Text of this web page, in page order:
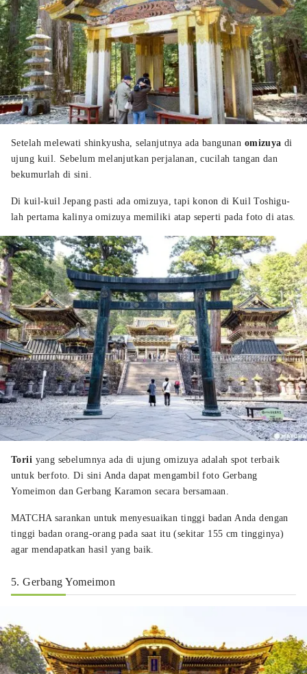
Setelah melewati shinkyusha, selanjutnya ada bangunan omizuya di
ujung kuil. Sebelum melanjutkan perjalanan, cucilah tangan dan
bekumurlah di sini.
Di kuil-kuil Jepang pasti ada omizuya, tapi konon di Kuil Toshigu-
lah pertama kalinya omizuya memiliki atap seperti pada foto di atas.
Torii yang sebelumnya ada di ujung omizuya adalah spot terbaik
untuk berfoto. Di sini Anda dapat mengambil foto Gerbang
Yomeimon dan Gerbang Karamon secara bersamaan.
MATCHA sarankan untuk menyesuaikan tinggi badan Anda dengan
tinggi badan orang-orang pada saat itu (sekitar 155 cm tingginya)
agar mendapatkan hasil yang baik.
5. Gerbang Yomeimon